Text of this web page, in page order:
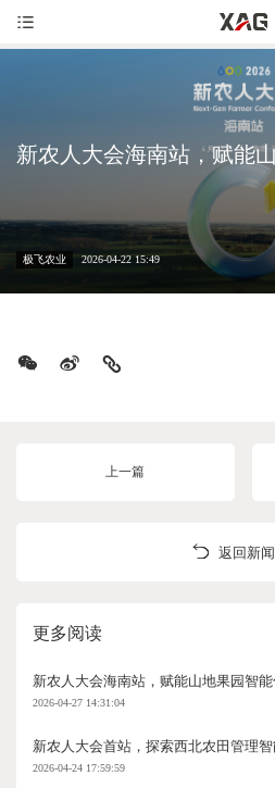
新农人大会海南站，赋能
极飞农业 2026-04-22 15:49
上一篇
返回新
更多阅读
新农人大会海南站，赋能山地果园智
2026-04-27 14:31:04
新农人大会首站，探索西北农田管理
2026-04-24 17:59:59